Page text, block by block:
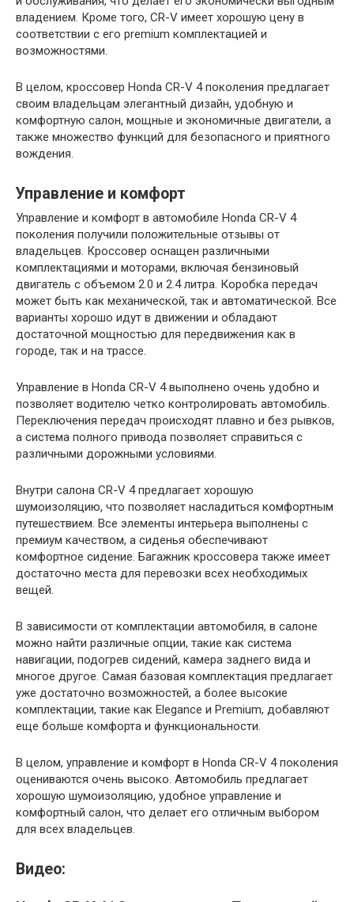
владением. Кроме того, CR-V имеет хорошую цену в
соответствии с его premium комплектацией и
возможностями.
В целом, кроссовер Honda CR-V 4 поколения предлагает
своим владельцам элегантный дизайн, удобную и
комфортную салон, мощные и экономичные двигатели, а
также множество функций для безопасного и приятного
вождения.
Управление и комфорт
Управление и комфорт в автомобиле Honda CR-V 4
поколения получили положительные отзывы от
владельцев. Кроссовер оснащен различными
комплектациями и моторами, включая бензиновый
двигатель с объемом 2.0 и 2.4 литра. Коробка передач
может быть как механической, так и автоматической. Все
варианты хорошо идут в движении и обладают
достаточной мощностью для передвижения как в
городе, так и на трассе.
Управление в Honda CR-V 4 выполнено очень удобно и
позволяет водителю четко контролировать автомобиль.
Переключения передач происходят плавно и без рывков,
а система полного привода позволяет справиться с
различными дорожными условиями.
Внутри салона CR-V 4 предлагает хорошую
шумоизоляцию, что позволяет насладиться комфортным
путешествием. Все элементы интерьера выполнены с
премиум качеством, а сиденья обеспечивают
комфортное сидение. Багажник кроссовера также имеет
достаточно места для перевозки всех необходимых
вещей.
В зависимости от комплектации автомобиля, в салоне
можно найти различные опции, такие как система
навигации, подогрев сидений, камера заднего вида и
многое другое. Самая базовая комплектация предлагает
уже достаточно возможностей, а более высокие
комплектации, такие как Elegance и Premium, добавляют
еще больше комфорта и функциональности.
В целом, управление и комфорт в Honda CR-V 4 поколения
оцениваются очень высоко. Автомобиль предлагает
хорошую шумоизоляцию, удобное управление и
комфортный салон, что делает его отличным выбором
для всех владельцев.
Видео: